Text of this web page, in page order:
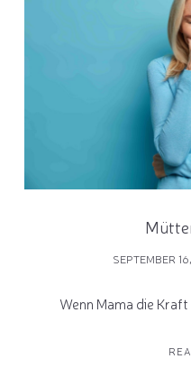
SEPTEMBER
Wenn Mama die